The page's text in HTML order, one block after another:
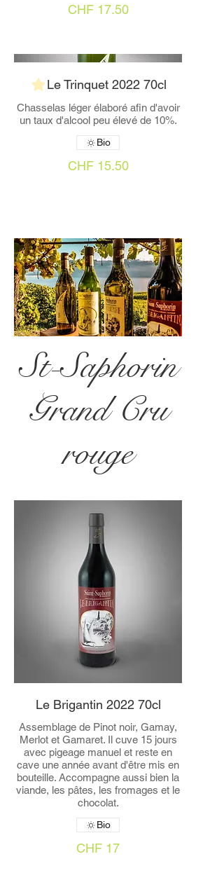
CHF 17.50
Le Trinquet 2022 70cl
Chasselas léger élaboré afin d'avoir
un taux d'alcool peu élevé de 10%.
CHF 15.50
Bio
St-Saphorin
Grand Cru
rouge
Le Brigantin 2022 70cl
Assemblage de Pinot noir, Gamay,
Merlot et Gamaret. Il cuve 15 jours
avec pigeage manuel et reste en
cave une année avant d'être mis en
bouteille. Accompagne aussi bien la
viande, les pâtes, les fromages et le
chocolat.
CHF 17
Bio